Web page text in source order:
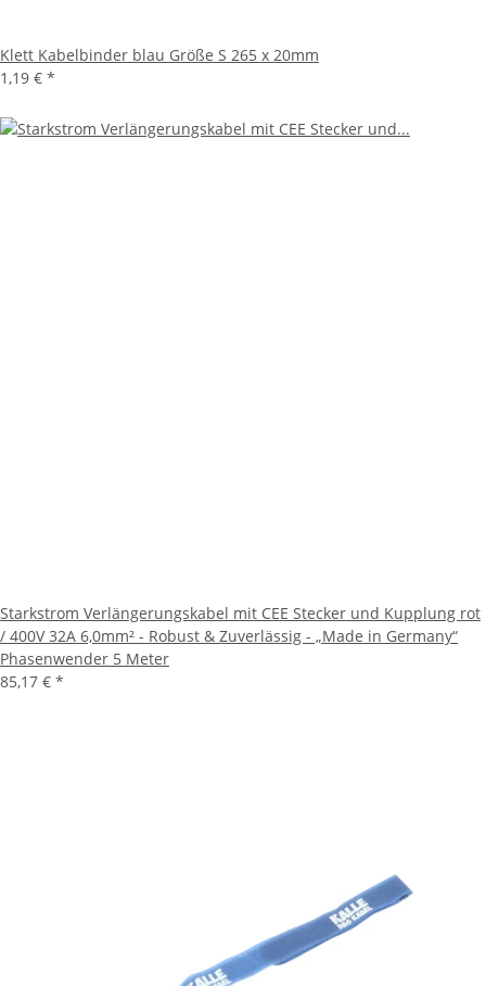
Klett Kabelbinder blau Größe S 265 x 20mm
1,19 € *
Starkstrom Verlängerungskabel mit CEE Stecker und Kupplung rot
/ 400V 32A 6,0mm² - Robust & Zuverlässig - „Made in Germany“
Phasenwender 5 Meter
85,17 € *